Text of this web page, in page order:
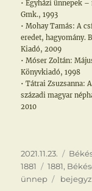
• Egyházi ünnepek
Gmk., 1993
• Mohay Tamás: A
eredet, hagyomány.
Kiadó, 2009
• Móser Zoltán:
Könyvkiadó, 1998
• Tátrai Zsuzsanna:
századi magyar
2010
Közzétéve
2021.11.23.
1881
Címke
1881,
ünnep